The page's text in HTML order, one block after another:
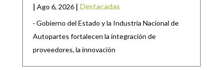
| Ago 6, 2026 | Destacadas
· Gobierno del Estado y la Industria Nacional de
Autopartes fortalecen la integración de
proveedores, la innovación